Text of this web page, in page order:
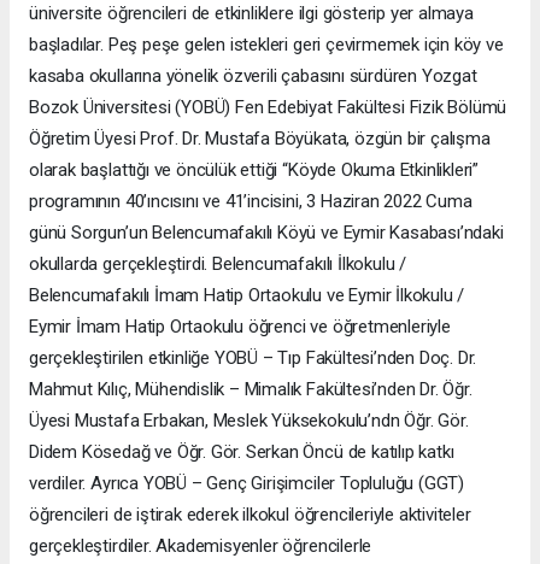
üniversite öğrencileri de etkinliklere ilgi gösterip yer almaya
başladılar. Peş peşe gelen istekleri geri çevirmemek için köy ve
kasaba okullarına yönelik özverili çabasını sürdüren Yozgat
Bozok Üniversitesi (YOBÜ) Fen Edebiyat Fakültesi Fizik Bölümü
Öğretim Üyesi Prof. Dr. Mustafa Böyükata, özgün bir çalışma
olarak başlattığı ve öncülük ettiği “Köyde Okuma Etkinlikleri”
programının 40’ıncısını ve 41’incisini, 3 Haziran 2022 Cuma
günü Sorgun’un Belencumafakılı Köyü ve Eymir Kasabası’ndaki
okullarda gerçekleştirdi. Belencumafakılı İlkokulu /
Belencumafakılı İmam Hatip Ortaokulu ve Eymir İlkokulu /
Eymir İmam Hatip Ortaokulu öğrenci ve öğretmenleriyle
gerçekleştirilen etkinliğe YOBÜ – Tıp Fakültesi’nden Doç. Dr.
Mahmut Kılıç, Mühendislik – Mimalık Fakültesi’nden Dr. Öğr.
Üyesi Mustafa Erbakan, Meslek Yüksekokulu’ndn Öğr. Gör.
Didem Kösedağ ve Öğr. Gör. Serkan Öncü de katılıp katkı
verdiler. Ayrıca YOBÜ – Genç Girişimciler Topluluğu (GGT)
öğrencileri de iştirak ederek ilkokul öğrencileriyle aktiviteler
gerçekleştirdiler. Akademisyenler öğrencilerle